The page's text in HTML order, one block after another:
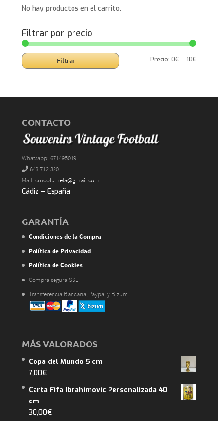
No hay productos en el carrito.
Filtrar por precio
Precio
Precio
Filtrar Precio:0€ —10€
CONTACTO
Whatsapp: 671495019
648 712 320
Mail: cmcolumela@gmail.com
Cádiz – España
GARANTÍA
Condiciones de la Compra
Política de Privacidad
Política de Cookies
Compra segura SSL
Transferencia Bancaria, Paypal y Bizum
MÁS VALORADOS
Copa del Mundo 5 cm
7,00€
Carta Fifa Ibrahimovic Personalizada 40
cm
30,00€